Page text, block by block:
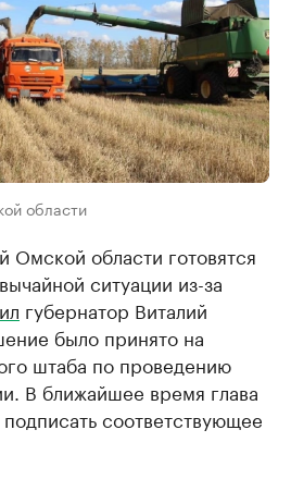
области
Омской области готовятся
ситуации из-за
губернатор Виталий
было принято на
штаба по проведению
В ближайшее время глава
соответствующее